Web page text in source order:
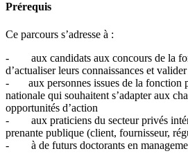
Prérequis
Ce parcours s’adresse à :
- aux candidats aux concours de la
d’actualiser leurs connaissances et
- aux personnes issues de la fonction
nationale qui souhaitent s’adapter aux
opportunités d’action
- aux praticiens du secteur privés
prenante publique (client, fournisseur,
- à de futurs doctorants en